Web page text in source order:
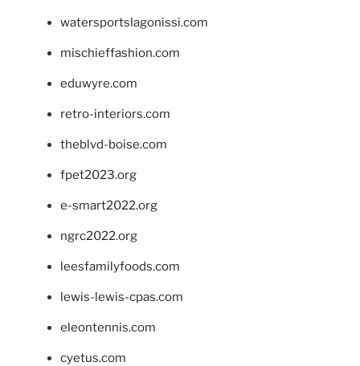
watersportslagonissi.com
mischieffashion.com
eduwyre.com
retro-interiors.com
theblvd-boise.com
fpet2023.org
e-smart2022.org
ngrc2022.org
leesfamilyfoods.com
lewis-lewis-cpas.com
eleontennis.com
cyetus.com